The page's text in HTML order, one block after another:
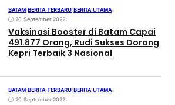
BATAM BERITA TERBARU BERITA UTAMA•
20 September 2022
Vaksinasi Booster di Batam Capai
491.877 Orang, Rudi Sukses Dorong
Kepri Terbaik 3 Nasional
BATAM BERITA TERBARU BERITA UTAMA•
20 September 2022